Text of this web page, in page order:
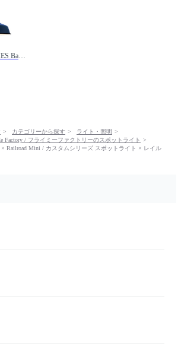
CUSTOM SERIES Basic Pendant Light × Railroad Mini / カスタムシリーズ ベーシックペンダントライト（口金E26） × レイルロードミニ / FLYMEe Factory / フライミーファクトリー
カテゴリーから探す
ライト・照明
Factory / フライミーファクトリーのスポットライト
× Railroad Mini / カスタムシリーズ スポットライト × レイル